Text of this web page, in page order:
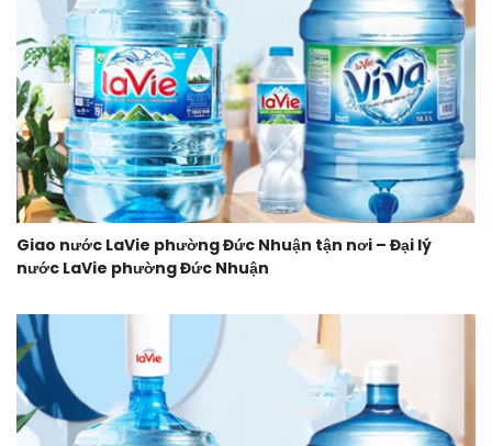
Giao nước LaVie phường Đức Nhuận tận nơi – Đại lý
nước LaVie phường Đức Nhuận